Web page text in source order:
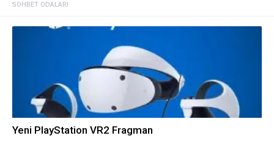
SOHBET ODALARI
Yeni PlayStation VR2 Fragman